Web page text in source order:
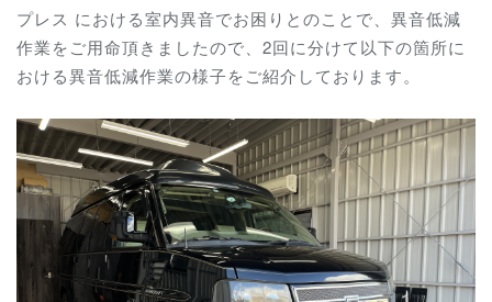
プレス における室内異音でお困りとのことで、異音低減
作業をご用命頂きましたので、2回に分けて以下の箇所に
おける異音低減作業の様子をご紹介しております。